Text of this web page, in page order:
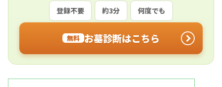
登録不要 約3分 何度でも
無料 お墓診断はこちら